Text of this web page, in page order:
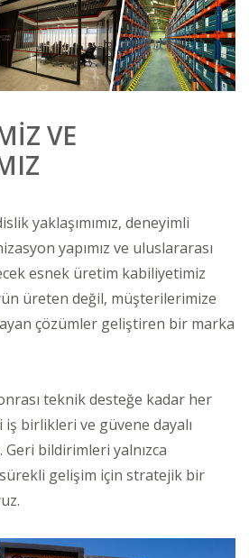
VE
yaklaşımımız, deneyimli
yapımız ve uluslararası
esnek üretim kabiliyetimiz
üreten değil, müşterilerimize
çözümler geliştiren bir marka
teknik desteğe kadar her
birlikleri ve güvene dayalı
bildirimleri yalnızca
gelişim için stratejik bir